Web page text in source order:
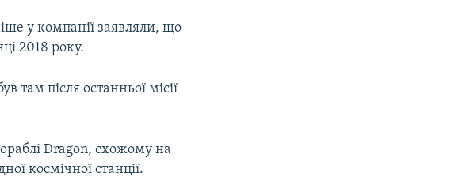
у компанії заявляли, що
2018 року.
там після останньої місії
Dragon, схожому на
космічної станції.